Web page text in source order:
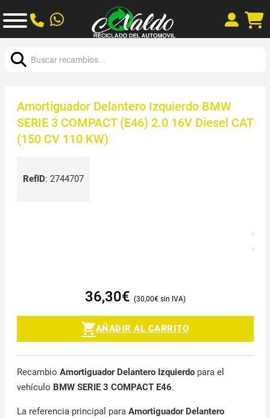
Amortiguador Delantero Izquierdo BMW
SERIE 3 COMPACT (E46) 2.0 16V Diesel CAT
(150 CV 110 KW)
RefID: 2744707
36,30€ 30,00€
AÑADIR AL CARRITO
Recambio Amortiguador Delantero Izquierdopara el
vehículo BMW SERIE 3 COMPACT E46.
La referencia principal para Amortiguador Delantero